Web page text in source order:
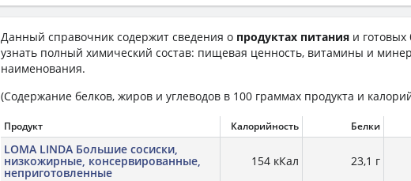
Данный справочник содержит сведения о продуктах питания и
узнать полный химический состав: пищевая ценность, витамины и
наименования.
(Содержание белков, жиров и углеводов в 100 граммах продукта и
Продукт Калорийность Белки
LOMA LINDA Большие сосиски,
низкожирные, консервированные,
неприготовленные
154 кКал 23,1 г